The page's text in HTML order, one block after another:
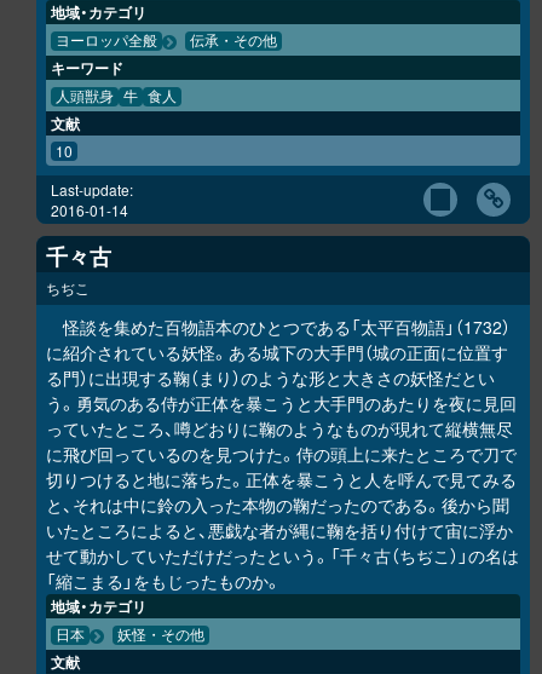
地域・カテゴリ
ヨーロッパ全般 伝承・その他
キーワード
人頭獣身 牛 食人
文献
10
Last-update:
2016-01-14
千々古
ちぢこ
怪談を集めた百物語本のひとつである「太平百物語」（1732）
に紹介されている妖怪。ある城下の大手門（城の正面に位置す
る門）に出現する鞠（まり）のような形と大きさの妖怪だとい
う。勇気のある侍が正体を暴こうと大手門のあたりを夜に見回
っていたところ、噂どおりに鞠のようなものが現れて縦横無尽
に飛び回っているのを見つけた。侍の頭上に来たところで刀で
切りつけると地に落ちた。正体を暴こうと人を呼んで見てみる
と、それは中に鈴の入った本物の鞠だったのである。後から聞
いたところによると、悪戯な者が縄に鞠を括り付けて宙に浮か
せて動かしていただけだったという。「千々古（ちぢこ）」の名は
「縮こまる」をもじったものか。
地域・カテゴリ
日本 妖怪・その他
文献